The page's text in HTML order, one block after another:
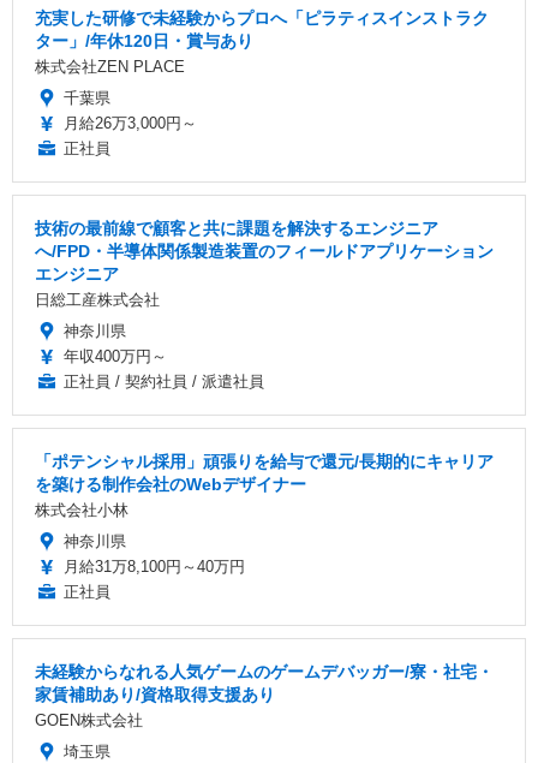
充実した研修で未経験からプロへ「ピラティスインストラク
ター」/年休120日・賞与あり
株式会社ZEN PLACE
千葉県
月給26万3,000円～
正社員
技術の最前線で顧客と共に課題を解決するエンジニア
へ/FPD・半導体関係製造装置のフィールドアプリケーション
エンジニア
日総工産株式会社
神奈川県
年収400万円～
正社員 / 契約社員 / 派遣社員
「ポテンシャル採用」頑張りを給与で還元/長期的にキャリア
を築ける制作会社のWebデザイナー
株式会社小林
神奈川県
月給31万8,100円～40万円
正社員
未経験からなれる人気ゲームのゲームデバッガー/寮・社宅・
家賃補助あり/資格取得支援あり
GOEN株式会社
埼玉県